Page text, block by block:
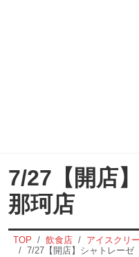
7/27【開店
那珂店
TOP 飲食店
アイスクリ
7/27【開店】シャトレー